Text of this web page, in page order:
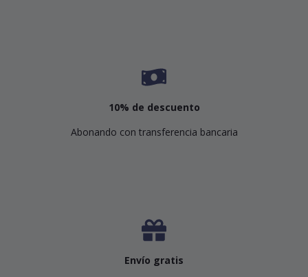
10% de descuento
Abonando con transferencia bancaria
Envío gratis